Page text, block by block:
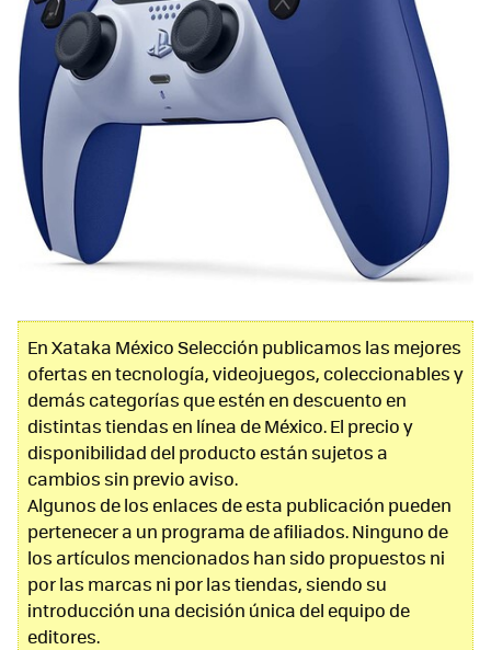
En Xataka México Selección publicamos las mejores
ofertas en tecnología, videojuegos, coleccionables y
demás categorías que estén en descuento en
distintas tiendas en línea de México. El precio y
disponibilidad del producto están sujetos a
cambios sin previo aviso.
Algunos de los enlaces de esta publicación pueden
pertenecer a un programa de afiliados. Ninguno de
los artículos mencionados han sido propuestos ni
por las marcas ni por las tiendas, siendo su
introducción una decisión única del equipo de
editores.